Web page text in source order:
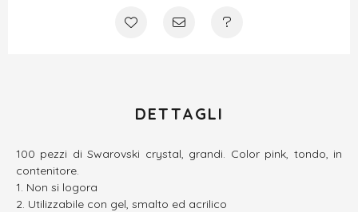
DETTAGLI
100 pezzi di Swarovski crystal, grandi. Color pink, tondo, in
contenitore.
Non si logora
Utilizzabile con gel, smalto ed acrilico